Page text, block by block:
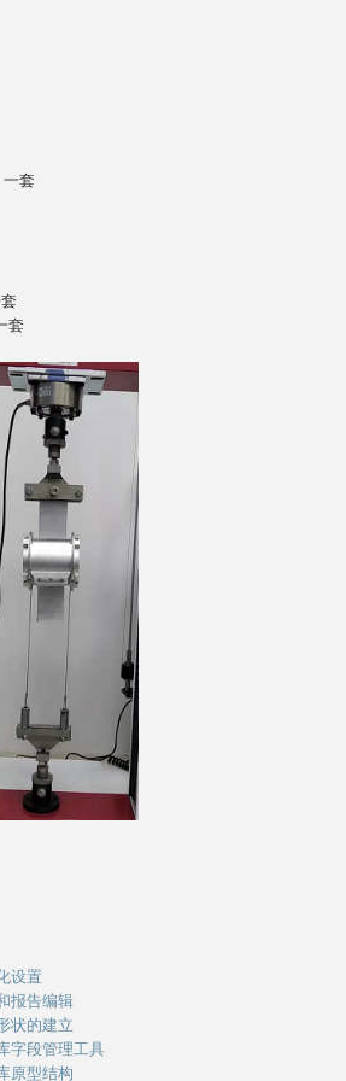
套
套
设置
报告编辑
状的建立
字段管理工具
原型结构